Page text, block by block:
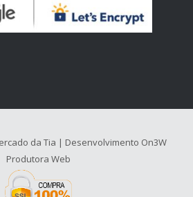
da Tia | Desenvolvimento On3W
Produtora Web